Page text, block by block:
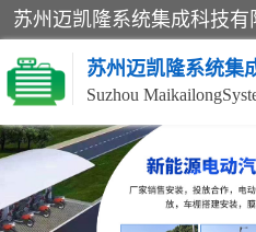
苏州迈凯隆系统集
非机动车充电桩